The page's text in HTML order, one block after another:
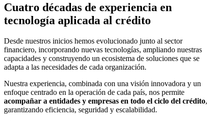
Cuatro décadas de experiencia en
tecnología aplicada al crédito
Desde nuestros inicios hemos evolucionado junto al sector
financiero, incorporando nuevas tecnologías, ampliando nuestras
capacidades y construyendo un ecosistema de soluciones que se
adapta a las necesidades de cada organización.
Nuestra experiencia, combinada con una visión innovadora y un
enfoque centrado en la operación de cada país, nos permite
acompañar a entidades y empresas en todo el ciclo del crédito,
garantizando eficiencia, seguridad y escalabilidad.